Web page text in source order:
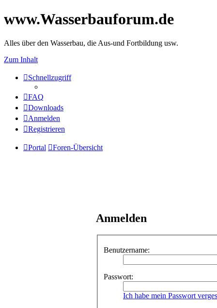
www.Wasserbauforum.de
Alles über den Wasserbau, die Aus-und Fortbildung usw.
Zum Inhalt
Schnellzugriff
FAQ
Downloads
Anmelden
Registrieren
Portal Foren-Übersicht
Anmelden
Benutzername:
Passwort:
Ich habe mein Passwort